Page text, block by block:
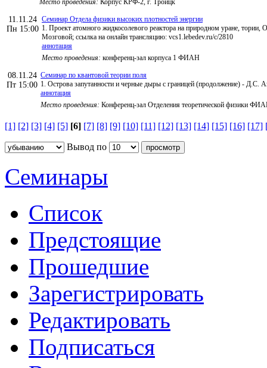
Место проведения: Корпус КРФ-2, г. Троицк
11.11.24
Пн 15:00
Семинар Отдела физики высоких плотностей энергии
1. Проект атомного жидкосолевого реактора на природном уране,
Мозговой; ссылка на онлайн трансляцию: vcs1.lebedev.ru/c/2810
аннотация
Место проведения: конференц-зал корпуса 1 ФИАН
08.11.24
Пт 15:00
Семинар по квантовой теории поля
1. Острова запутанности и черные дыры с границей (продолжение) - Д.С.
аннотация
Место проведения: Конференц-зал Отделения теоретической физики
[1] [2] [3] [4] [5] [6] [7] [8] [9] [10] [11] [12] [13] [14] [15] [16] [17]
Вывод по
Семинары
Список
Предстоящие
Прошедшие
Зарегистрировать
Редактировать
Подписаться